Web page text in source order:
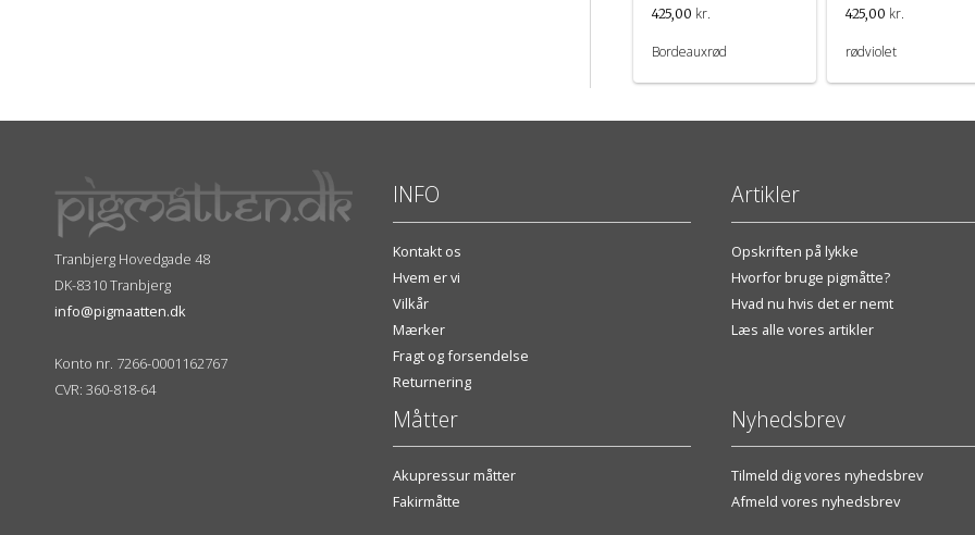
425,00 kr.
Bordeauxrød
425,00 kr.
rødviolet
Tranbjerg Hovedgade 48
DK-8310 Tranbjerg
info@pigmaatten.dk
Konto nr. 7266-0001162767
CVR: 360-818-64
INFO
Kontakt os
Hvem er vi
Vilkår
Mærker
Fragt og forsendelse
Returnering
Måtter
Akupressur måtter
Fakirmåtte
Artikler
Opskriften på lykke
Hvorfor bruge pigmåtte?
Hvad nu hvis det er nemt
Læs alle vores artikler
Nyhedsbrev
Tilmeld dig vores nyhedsbrev
Afmeld vores nyhedsbrev